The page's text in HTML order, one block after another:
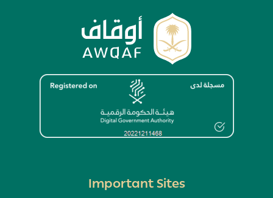
Important Sites